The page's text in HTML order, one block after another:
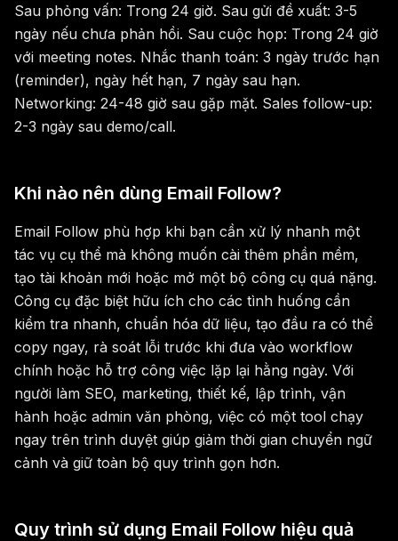
Sau phỏng vấn: Trong 24 giờ. Sau gửi đề xuất: 3-5
ngày nếu chưa phản hồi. Sau cuộc họp: Trong 24 giờ
với meeting notes. Nhắc thanh toán: 3 ngày trước hạn
(reminder), ngày hết hạn, 7 ngày sau hạn.
Networking: 24-48 giờ sau gặp mặt. Sales follow-up:
2-3 ngày sau demo/call.
Khi nào nên dùng Email Follow?
Email Follow phù hợp khi bạn cần xử lý nhanh một
tác vụ cụ thể mà không muốn cài thêm phần mềm,
tạo tài khoản mới hoặc mở một bộ công cụ quá nặng.
Công cụ đặc biệt hữu ích cho các tình huống cần
kiểm tra nhanh, chuẩn hóa dữ liệu, tạo đầu ra có thể
copy ngay, rà soát lỗi trước khi đưa vào workflow
chính hoặc hỗ trợ công việc lặp lại hằng ngày. Với
người làm SEO, marketing, thiết kế, lập trình, vận
hành hoặc admin văn phòng, việc có một tool chạy
ngay trên trình duyệt giúp giảm thời gian chuyển ngữ
cảnh và giữ toàn bộ quy trình gọn hơn.
Quy trình sử dụng Email Follow hiệu quả